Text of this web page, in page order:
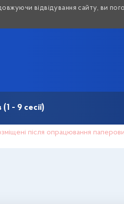
відвідування сайту, ви
(1 - 9 сесії)
після опрацювання